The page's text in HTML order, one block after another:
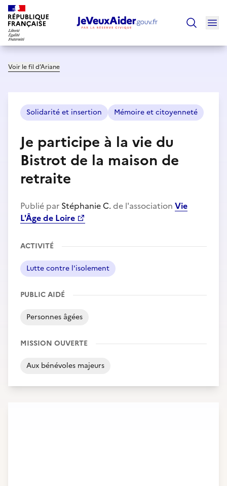
Voir le fil d’Ariane
Solidarité et insertion Mémoire et citoyenneté
Je participe à la vie du
Bistrot de la maison de
retraite
Publié par Stéphanie C. de l'association Vie
L'Âge de Loire
ACTIVITÉ
Lutte contre l'isolement
PUBLIC AIDÉ
Personnes âgées
MISSION OUVERTE
Aux bénévoles majeurs